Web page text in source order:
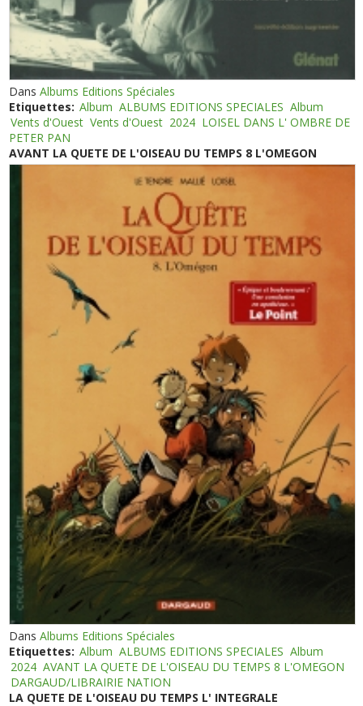
DansAlbums Editions Spéciales
Etiquettes: Album ALBUMS EDITIONS SPECIALES Album
Vents d'Ouest Vents d'Ouest 2024 LOISEL DANS L' OMBRE DE
PETER PAN
AVANT LA QUETE DE L'OISEAU DU TEMPS 8 L'OMEGON
DansAlbums Editions Spéciales
Etiquettes: Album ALBUMS EDITIONS SPECIALES Album
2024 AVANT LA QUETE DE L'OISEAU DU TEMPS 8 L'OMEGON
DARGAUD/LIBRAIRIE NATION
LA QUETE DE L'OISEAU DU TEMPS L' INTEGRALE